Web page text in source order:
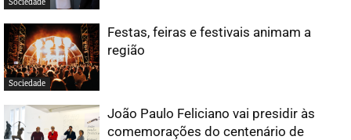
Sociedade
Sociedade
Festas, feiras e festivais animam a
região
João Paulo Feliciano vai presidir às
comemorações do centenário de